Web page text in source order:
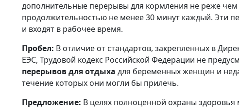
дополнительные перерывы для кормления не реже чем
продолжительностью не менее 30 минут каждый. Эти
и входят в рабочее время.
Пробел: В отличие от стандартов, закрепленных в
ЕЭС, Трудовой кодекс Российской Федерации не
перерывов для отдыха для беременных женщин и
течение которых они могли бы прилечь.
Предложение: В целях полноценной охраны здоровья